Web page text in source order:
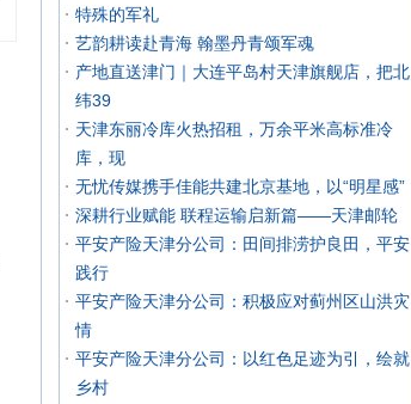
特殊的军礼
艺韵耕读赴青海 翰墨丹青颂军魂
产地直送津门｜大连平岛村天津旗舰店，把北
纬39
天津东丽冷库火热招租，万余平米高标准冷
库，现
无忧传媒携手佳能共建北京基地，以“明星感”
深耕行业赋能 联程运输启新篇——天津邮轮
平安产险天津分公司：田间排涝护良田，平安
践行
平安产险天津分公司：积极应对蓟州区山洪灾
情
平安产险天津分公司：以红色足迹为引，绘就
乡村